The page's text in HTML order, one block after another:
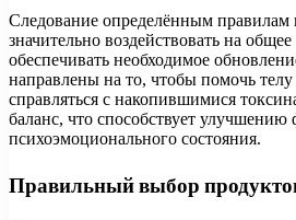
Следование определённым правилам
значительно воздействовать на
обеспечивать необходимое
направлены на то, чтобы помочь
справляться с накопившимися
баланс, что способствует улучшению
психоэмоционального состояния.
Правильный выбор